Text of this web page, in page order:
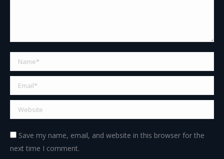
Name *
Email *
Website
Save my name, email, and website in this browser for the
next time I comment.